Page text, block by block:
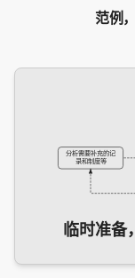
范例
分析需要补充的记
录和制度等
临时准备